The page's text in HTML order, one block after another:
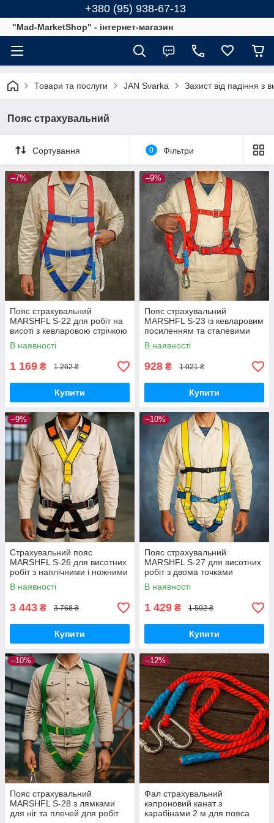
+380 (95) 938-67-13
"Mad-MarketShop" - інтернет-магазин
Товари та послуги JAN Svarka Захист від падіння з
Пояс страхувальний
Сортування 0 Фільтри
–7%
Пояс страхувальний
MARSHFL S-22 для робіт на
висоті з кевларовою стрічкою
і сталевим карабіном
В наявності
1 169 ₴ 1 262 ₴
Купити
–9%
Пояс страхувальний
MARSHFL S-23 із кевларовим
посиленням та сталевими
кільцями, навантаження до
2300 кг
В наявності
928 ₴ 1 021 ₴
Купити
–9%
Страхувальний пояс
MARSHFL S-26 для висотних
робіт з наплічними і ножними
лямками, багатоузловий
В наявності
3 443 ₴ 3 768 ₴
Купити
–10%
Пояс страхувальний
MARSHFL S-27 для висотних
робіт з двома точками
фіксації, 1.8 кг, до 1500 мм
В наявності
1 429 ₴ 1 592 ₴
Купити
–10%
Пояс страхувальний
MARSHFL S-28 з лямками
для ніг та плечей для робіт
–12%
Фал страхувальний
капроновий канат з
карабінами 2 м для пояса